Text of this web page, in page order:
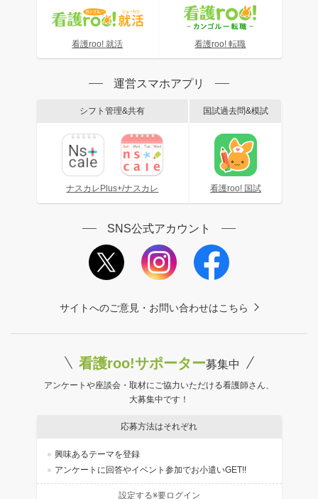
看護roo! 就活 看護roo! 転職
運営スマホアプリ
シフト管理&共有
ナスカレPlus+/ナスカレ
国試過去問&模試
看護roo! 国試
SNS公式アカウント
サイトへのご意見・お問い合わせはこちら
看護roo!サポーター募集中
アンケートや座談会・取材にご協力いただける看護師さん、
大募集中です！
応募方法はそれぞれ
興味あるテーマを登録
アンケートに回答やイベント参加でお小遣いGET!!
設定する※要ログイン